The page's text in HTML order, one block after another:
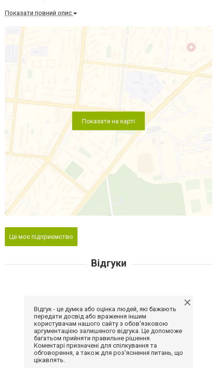
Показати повний опис
Показати на карті
Це моє підприємство
Відгуки
Відгук - це думка або оцінка людей, які бажають
передати досвід або враження іншим
користувачам нашого сайту з обов'язковою
аргументацією залишеного відгука. Це допоможе
багатьом прийняти правильне рішення.
Коментарі призначені для спілкування та
обговорення, а також для роз'яснення питань, що
цікавлять.